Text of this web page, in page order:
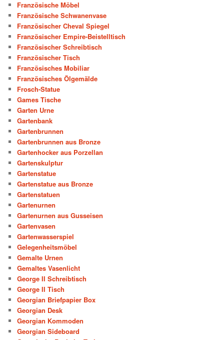
Französische Möbel
Französische Schwanenvase
Französischer Cheval Spiegel
Französischer Empire-Beistelltisch
Französischer Schreibtisch
Französischer Tisch
Französisches Mobiliar
Französisches Ölgemälde
Frosch-Statue
Games Tische
Garten Urne
Gartenbank
Gartenbrunnen
Gartenbrunnen aus Bronze
Gartenhocker aus Porzellan
Gartenskulptur
Gartenstatue
Gartenstatue aus Bronze
Gartenstatuen
Gartenurnen
Gartenurnen aus Gusseisen
Gartenvasen
Gartenwasserspiel
Gelegenheitsmöbel
Gemalte Urnen
Gemaltes Vasenlicht
George II Schreibtisch
George II Tisch
Georgian Briefpapier Box
Georgian Desk
Georgian Kommoden
Georgian Sideboard